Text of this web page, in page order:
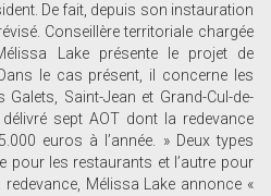
De fait, depuis son instauration
Conseillère territoriale chargée
Lake présente le projet de
le cas présent, il concerne les
Saint-Jean et Grand-Cul-de-
sept AOT dont la redevance
euros à l’année. » Deux types
pour les restaurants et l’autre pour
Mélissa Lake annonce «